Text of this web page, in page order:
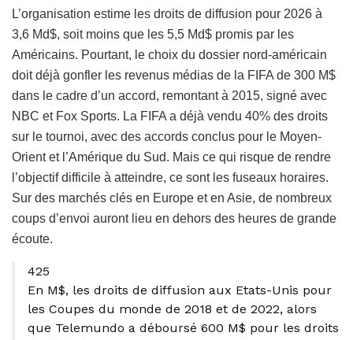
L’organisation estime les droits de diffusion pour 2026 à
3,6 Md$, soit moins que les 5,5 Md$ promis par les
Américains. Pourtant, le choix du dossier nord-américain
doit déjà gonfler les revenus médias de la FIFA de 300 M$
dans le cadre d’un accord, remontant à 2015, signé avec
NBC et Fox Sports. La FIFA a déjà vendu 40% des droits
sur le tournoi, avec des accords conclus pour le Moyen-
Orient et l’Amérique du Sud. Mais ce qui risque de rendre
l’objectif difficile à atteindre, ce sont les fuseaux horaires.
Sur des marchés clés en Europe et en Asie, de nombreux
coups d’envoi auront lieu en dehors des heures de grande
écoute.
425
En M$, les droits de diffusion aux Etats-Unis pour
les Coupes du monde de 2018 et de 2022, alors
que Telemundo a déboursé 600 M$ pour les droits